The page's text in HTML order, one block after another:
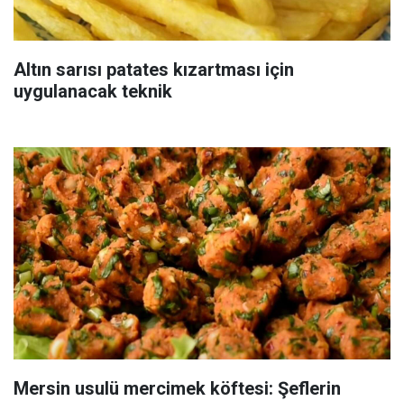
Altın sarısı patates kızartması için
uygulanacak teknik
Mersin usulü mercimek köftesi: Şeflerin